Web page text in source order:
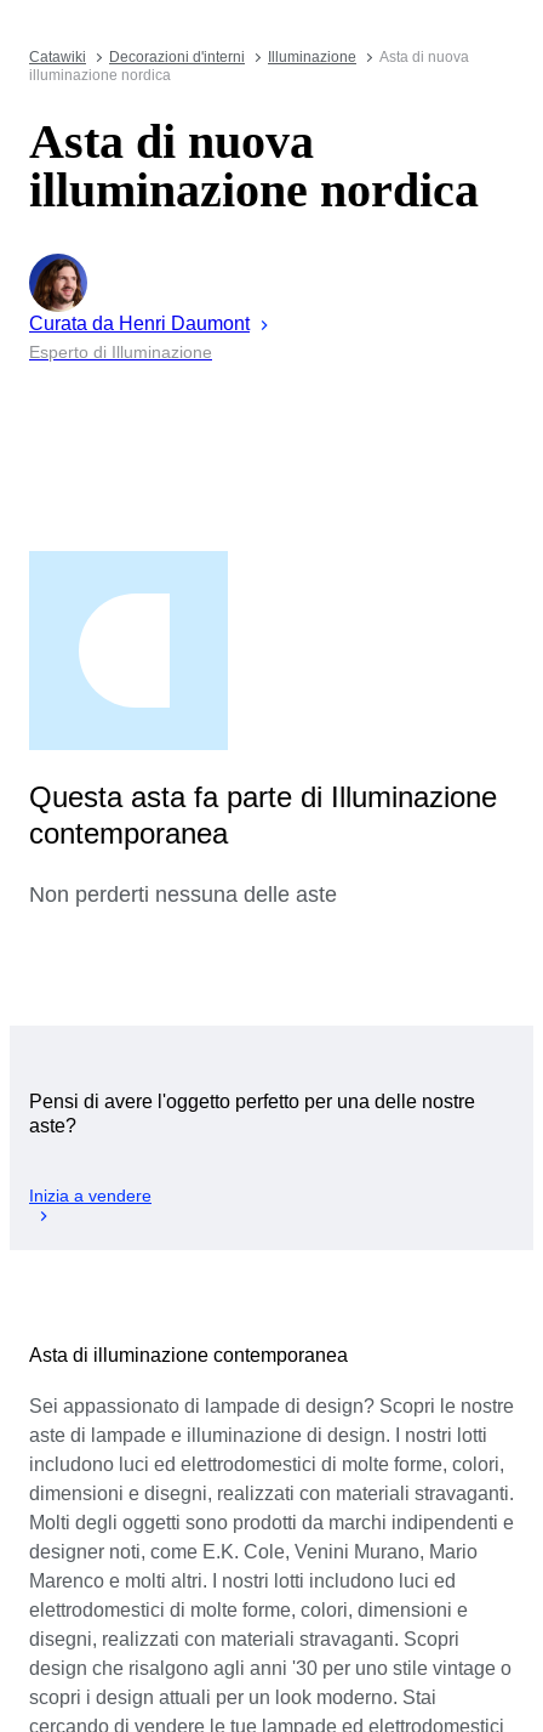
Catawiki Decorazioni d'interni Illuminazione
Asta di nuova
illuminazione nordica
Asta di nuova
illuminazione nordica
Curata da Henri Daumont
Esperto di Illuminazione
Questa asta fa parte di Illuminazione
contemporanea
Non perderti nessuna delle aste
Pensi di avere l'oggetto perfetto per una delle nostre
aste?
Inizia a vendere
Asta di illuminazione contemporanea
Sei appassionato di lampade di design? Scopri le nostre
aste di lampade e illuminazione di design. I nostri lotti
includono luci ed elettrodomestici di molte forme, colori,
dimensioni e disegni, realizzati con materiali stravaganti.
Molti degli oggetti sono prodotti da marchi indipendenti e
designer noti, come E.K. Cole, Venini Murano, Mario
Marenco e molti altri. I nostri lotti includono luci ed
elettrodomestici di molte forme, colori, dimensioni e
disegni, realizzati con materiali stravaganti. Scopri
design che risalgono agli anni '30 per uno stile vintage o
scopri i design attuali per un look moderno. Stai
cercando di vendere le tue lampade ed elettrodomestici